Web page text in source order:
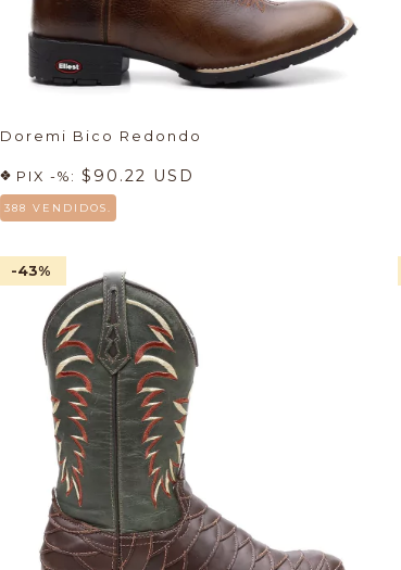
Doremi Bico Redondo
PIX -%: $90.22 USD
388 VENDIDOS.
-43%